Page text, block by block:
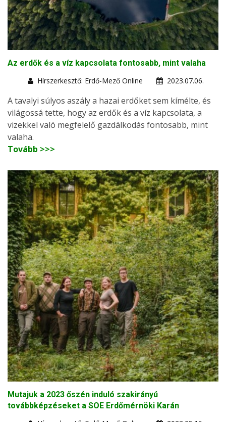
Az erdők és a víz kapcsolata fontosabb, mint valaha
Hírszerkesztő: Erdő-Mező Online
2023.07.06.
A tavalyi súlyos aszály a hazai erdőket sem kímélte, és
világossá tette, hogy az erdők és a víz kapcsolata, a
vizekkel való megfelelő gazdálkodás fontosabb, mint
valaha.
Tovább >>>
Mutajuk a 2023 őszén induló szakirányú
továbbképzéseket a SOE Erdőmérnöki Karán